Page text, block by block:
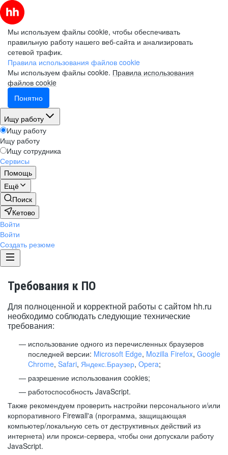
Мы используем файлы cookie, чтобы обеспечивать
правильную работу нашего веб-сайта и анализировать
сетевой трафик.
Правила использования файлов cookie
Мы используем файлы cookie. Правила использования
файлов cookie
Понятно
Ищу работу
Ищу работу
Ищу работу
Ищу сотрудника
Сервисы
Помощь
Ещё
Поиск
Кетово
Войти
Войти
Создать резюме
Требования к ПО
Для полноценной и корректной работы с сайтом hh.ru
необходимо соблюдать следующие технические
требования:
использование одного из перечисленных браузеров
последней версии: Microsoft Edge, Mozilla Firefox, Google
Chrome, Safari, Яндекс.Браузер, Opera;
разрешение использования cookies;
работоспособность JavaScript.
Также рекомендуем проверить настройки персонального и/или
корпоративного Firewall'a (программа, защищающая
компьютер/локальную сеть от деструктивных действий из
интернета) или прокси-сервера, чтобы они допускали работу
JavaScript.